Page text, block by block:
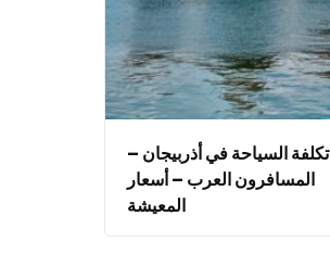
تكلفة السياحة في أذربيجان –
المسافرون العرب – أسعار
المعيشة